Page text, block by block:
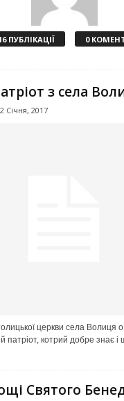
ПУБЛІКАЦІЇ 0
з села
Січня, 2017
церкви села Волиця
котрий добре знає і
Святого